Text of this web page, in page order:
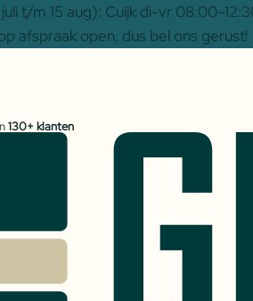
t/m 15 aug): Cuijk di-vr
afspraak open, dus bel ons gerust!
130+ klanten